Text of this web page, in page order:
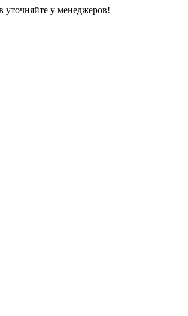
уточняйте у менеджеров!